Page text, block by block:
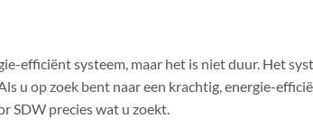
efficiënt systeem, maar het is niet duur. Het
u op zoek bent naar een krachtig, energie-
SDW precies wat u zoekt.